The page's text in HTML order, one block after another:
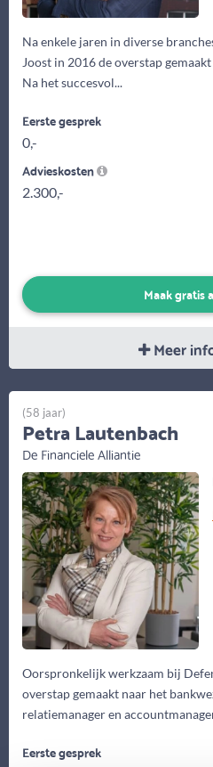
Na enkele jaren in diverse
Joost in 2016 de overstap
Na het succesvol...
Eerste gesprek
0,-
Advieskosten
2.300,-
Maak gratis
Meer
Oorspronkelijk werkzaam bij
overstap gemaakt naar het
relatiemanager en
(58 jaar)
Petra Lautenbach
De Financiele Alliantie
Eerste gesprek